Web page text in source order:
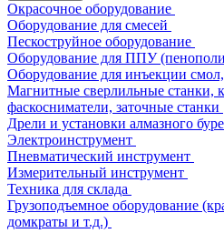
Окрасочное оборудование
Оборудование для смесей
Пескоструйное оборудование
Оборудование для ППУ
Оборудование для инъекции смол,
Магнитные сверлильные станки,
фаскосниматели, заточные станки
Дрели и установки алмазного
Электроинструмент
Пневматический инструмент
Измерительный инструмент
Техника для склада
Грузоподъемное оборудование
домкраты и т.д.)